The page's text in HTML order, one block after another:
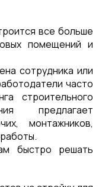
все больше
помещений и
сотрудника или
часто
строительного
предлагает
монтажников,
быстро решать